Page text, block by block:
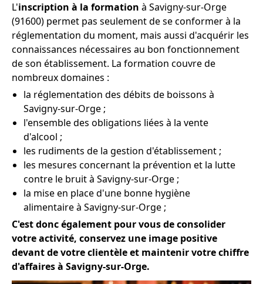
L'inscription à la formation à Savigny-sur-Orge
(91600) permet pas seulement de se conformer à la
réglementation du moment, mais aussi d'acquérir les
connaissances nécessaires au bon fonctionnement
de son établissement. La formation couvre de
nombreux domaines :
la réglementation des débits de boissons à
Savigny-sur-Orge ;
l'ensemble des obligations liées à la vente
d'alcool ;
les rudiments de la gestion d'établissement ;
les mesures concernant la prévention et la lutte
contre le bruit à Savigny-sur-Orge ;
la mise en place d'une bonne hygiène
alimentaire à Savigny-sur-Orge ;
C'est donc également pour vous de consolider
votre activité, conservez une image positive
devant de votre clientèle et maintenir votre chiffre
d'affaires à Savigny-sur-Orge.